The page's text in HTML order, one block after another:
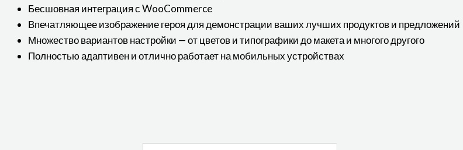
Бесшовная интеграция с WooCommerce
Впечатляющее изображение героя для демонстрации ваших лучших продуктов и предложений
Множество вариантов настройки — от цветов и типографики до макета и многого другого
Полностью адаптивен и отлично работает на мобильных устройствах